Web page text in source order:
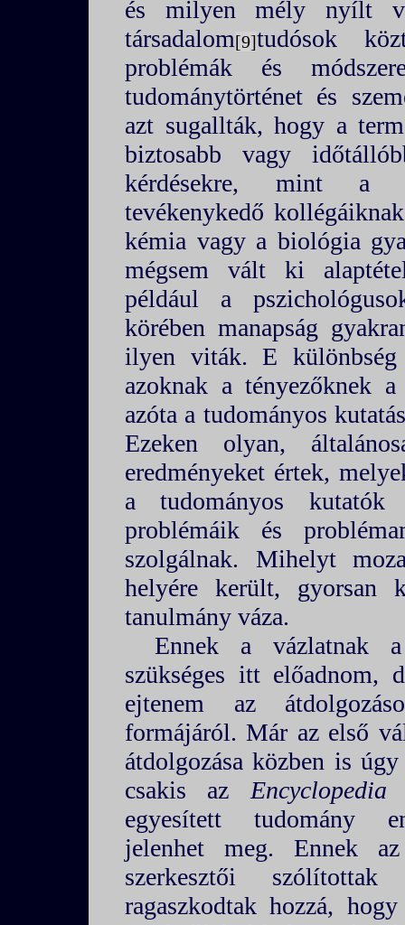
és milyen mély nyílt
társadalom 9 tudósok
problémák és
tudománytörténet és
azt sugallták, hogy a
biztosabb vagy
kérdésekre, mint a
tevékenykedő
kémia vagy a biológia
mégsem vált ki
például a
körében manapság
ilyen viták. E
azoknak a tényezőknek a
azóta a tudományos
Ezeken olyan,
eredményeket értek,
a tudományos kutatók
problémáik és
szolgálnak. Mihelyt
helyére került, gyorsan
tanulmány váza.
Ennek a vázlatnak
szükséges itt előadnom,
ejtenem az
formájáról. Már az első
átdolgozása közben is
csakis az
egyesített tudomány
jelenhet meg. Ennek
szerkesztői
ragaszkodtak hozzá,